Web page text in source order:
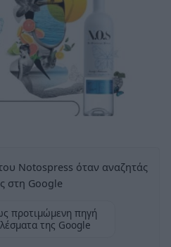
Notospress όταν αναζητάς
στη Google
προτιμώμενη πηγή
της Google